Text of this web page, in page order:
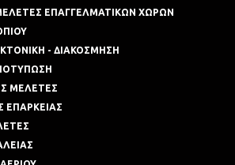
ΕΠΑΓΓΕΛΜΑΤΙΚΩΝ ΧΩΡΩΝ
- ΔΙΑΚΟΣΜΗΣΗ
ΜΕΛΕΤΕΣ
ΕΠΑΡΚΕΙΑΣ